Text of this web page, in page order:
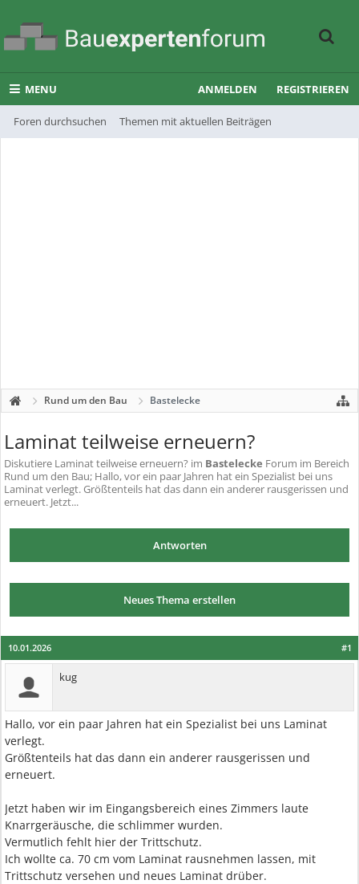
MENU
Foren durchsuchen Themen mit aktuellen Beiträgen
ANMELDEN REGISTRIEREN
Rund um den Bau Bastelecke
Laminat teilweise erneuern?
Diskutiere Laminat teilweise erneuern? im Bastelecke Forum im Bereich
Rund um den Bau; Hallo, vor ein paar Jahren hat ein Spezialist bei uns
Laminat verlegt. Größtenteils hat das dann ein anderer rausgerissen und
erneuert. Jetzt...
Antworten
Neues Thema erstellen
#1
10.01.2026
kug
Hallo, vor ein paar Jahren hat ein Spezialist bei uns Laminat
verlegt.
Größtenteils hat das dann ein anderer rausgerissen und
erneuert.
Jetzt haben wir im Eingangsbereich eines Zimmers laute
Knarrgeräusche, die schlimmer wurden.
Vermutlich fehlt hier der Trittschutz.
Ich wollte ca. 70 cm vom Laminat rausnehmen lassen, mit
Trittschutz versehen und neues Laminat drüber.